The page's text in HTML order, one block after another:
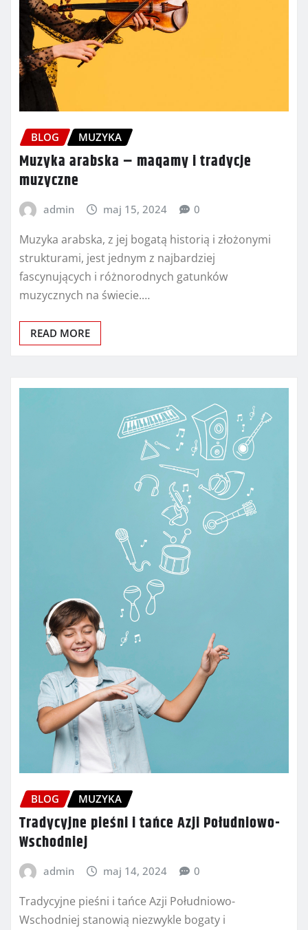
BLOG MUZYKA
Muzyka arabska – maqamy i tradycje
muzyczne
admin maj 15, 2024 0
Muzyka arabska, z jej bogatą historią i złożonymi
strukturami, jest jednym z najbardziej
fascynujących i różnorodnych gatunków
muzycznych na świecie.…
READ MORE
BLOG MUZYKA
Tradycyjne pieśni i tańce Azji Południowo-
Wschodniej
admin maj 14, 2024 0
Tradycyjne pieśni i tańce Azji Południowo-
Wschodniej stanowią niezwykle bogaty i